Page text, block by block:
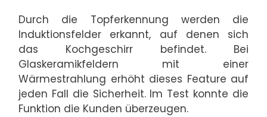
Durch die Topferkennung werden die
Induktionsfelder erkannt, auf denen sich
das Kochgeschirr befindet. Bei
Glaskeramikfeldern mit einer
Wärmestrahlung erhöht dieses Feature auf
jeden Fall die Sicherheit. Im Test konnte die
Funktion die Kunden überzeugen.